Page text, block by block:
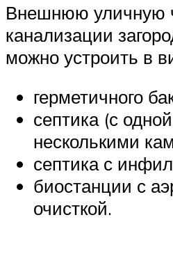
Внешнюю уличную
канализации
можно устроить в
герметичного
септика (с
несколькими
септика с
биостанции с
очисткой.